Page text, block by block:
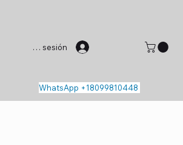
Iniciar sesión
WhatsApp +18099810448